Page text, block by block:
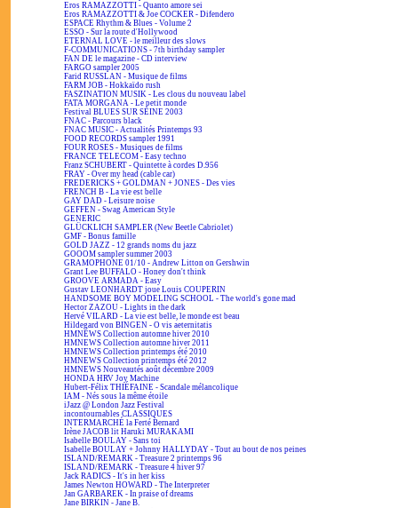
Eros RAMAZZOTTI - Quanto amore sei
Eros RAMAZZOTTI & Joe COCKER - Difendero
ESPACE Rhythm & Blues - Volume 2
ESSO - Sur la route d'Hollywood
ETERNAL LOVE - le meilleur des slows
F-COMMUNICATIONS - 7th birthday sampler
FAN DE le magazine - CD interview
FARGO sampler 2005
Farid RUSSLAN - Musique de films
FARM JOB - Hokkaïdo rush
FASZINATION MUSIK - Les clous du nouveau label
FATA MORGANA - Le petit monde
Festival BLUES SUR SEINE 2003
FNAC - Parcours black
FNAC MUSIC - Actualités Printemps 93
FOOD RECORDS sampler 1991
FOUR ROSES - Musiques de films
FRANCE TELECOM - Easy techno
Franz SCHUBERT - Quintette à cordes D.956
FRAY - Over my head (cable car)
FREDERICKS + GOLDMAN + JONES - Des vies
FRENCH B - La vie est belle
GAY DAD - Leisure noise
GEFFEN - Swag American Style
GENERIC
GLÜCKLICH SAMPLER (New Beetle Cabriolet)
GMF - Bonus famille
GOLD JAZZ - 12 grands noms du jazz
GOOOM sampler summer 2003
GRAMOPHONE 01/10 - Andrew Litton on Gershwin
Grant Lee BUFFALO - Honey don't think
GROOVE ARMADA - Easy
Gustav LEONHARDT joue Louis COUPERIN
HANDSOME BOY MODELING SCHOOL - The world's gone mad
Hector ZAZOU - Lights in the dark
Hervé VILARD - La vie est belle, le monde est beau
Hildegard von BINGEN - O vis aeternitatis
HMNEWS Collection automne hiver 2010
HMNEWS Collection automne hiver 2011
HMNEWS Collection printemps été 2010
HMNEWS Collection printemps été 2012
HMNEWS Nouveautés août décembre 2009
HONDA HRV Joy Machine
Hubert-Félix THIÉFAINE - Scandale mélancolique
IAM - Nés sous la même étoile
iJazz @ London Jazz Festival
incontournables CLASSIQUES
INTERMARCHÉ la Ferté Bernard
Irène JACOB lit Haruki MURAKAMI
Isabelle BOULAY - Sans toi
Isabelle BOULAY + Johnny HALLYDAY - Tout au bout de nos peines
ISLAND/REMARK - Treasure 2 printemps 96
ISLAND/REMARK - Treasure 4 hiver 97
Jack RADICS - It's in her kiss
James Newton HOWARD - The Interpreter
Jan GARBAREK - In praise of dreams
Jane BIRKIN - Jane B.